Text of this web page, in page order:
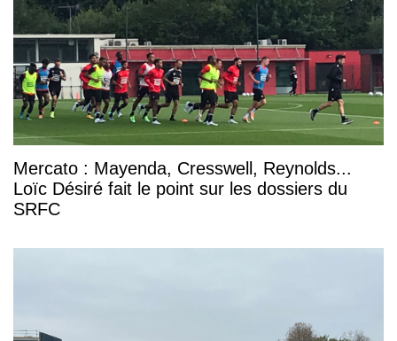
Mercato : Mayenda, Cresswell, Reynolds...
Loïc Désiré fait le point sur les dossiers du
SRFC